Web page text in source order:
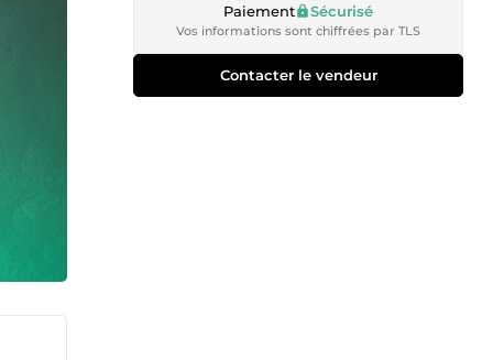
Paiement Sécurisé
Vos informations sont chiffrées par TLS
Contacter le vendeur